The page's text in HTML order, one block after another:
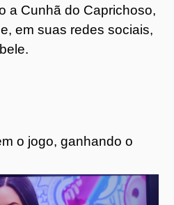
a Cunhã do Caprichoso,
em suas redes sociais,
o jogo, ganhando o